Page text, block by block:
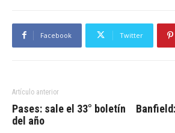
Facebook Twitter
Artículo anterior
Pases: sale el 33° boletín
del año